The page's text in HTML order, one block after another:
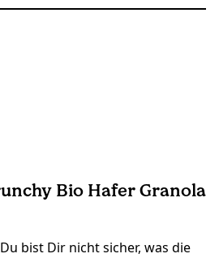
Bio Hafer Granola
bist Dir nicht sicher, was die